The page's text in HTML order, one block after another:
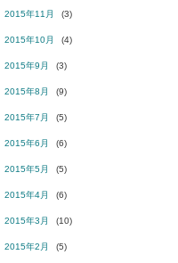
2015年11月 (3)
2015年10月 (4)
2015年9月 (3)
2015年8月 (9)
2015年7月 (5)
2015年6月 (6)
2015年5月 (5)
2015年4月 (6)
2015年3月 (10)
2015年2月 (5)